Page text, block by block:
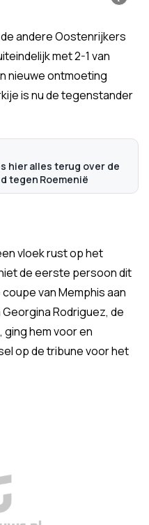
andere Oostenrijkers
met 2-1 van
nieuwe ontmoeting
is nu de tegenstander
hier alles terug over de
tegen Roemenië
vloek rust op het
de eerste persoon dit
van Memphis aan
Rodriguez, de
ging hem voor en
op de tribune voor het